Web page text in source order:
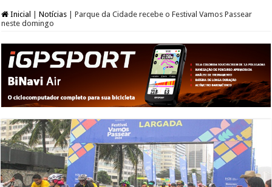
Inicial Notícias
Parque da Cidade recebe o Festival Vamos Passear
neste domingo